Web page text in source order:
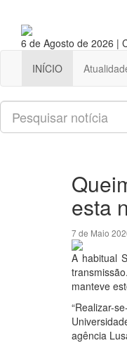
6 de Agosto de 2026 |
INÍCIO
Pesquisar
esta
7 de Maio
A habitual
manteve
“Realizar-
agência